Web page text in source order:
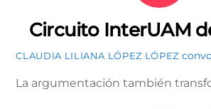
Circuito InterUAM
CLAUDIA LILIANA LÓPEZ LÓPEZ
La argumentación también